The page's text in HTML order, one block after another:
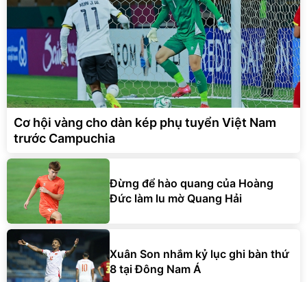
Cơ hội vàng cho dàn kép phụ tuyển Việt Nam
trước Campuchia
Đừng để hào quang của Hoàng
Đức làm lu mờ Quang Hải
Xuân Son nhắm kỷ lục ghi bàn thứ
8 tại Đông Nam Á